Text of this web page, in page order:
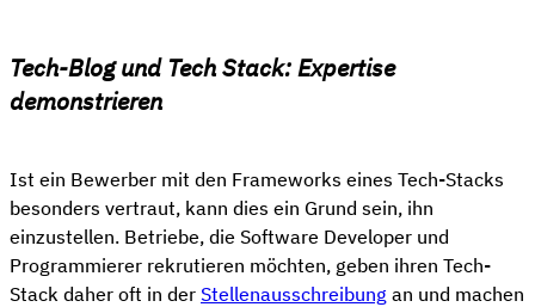
Tech-Blog und Tech Stack: Expertise
demonstrieren
Ist ein Bewerber mit den Frameworks eines Tech-Stacks
besonders vertraut, kann dies ein Grund sein, ihn
einzustellen. Betriebe, die Software Developer und
Programmierer rekrutieren möchten, geben ihren Tech-
Stack daher oft in der Stellenausschreibung an und machen